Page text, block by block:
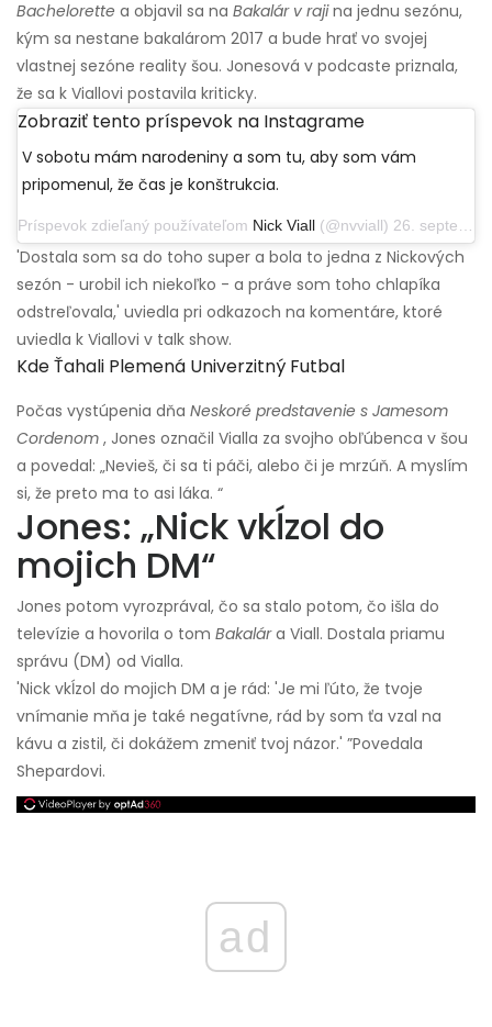
Bachelorette a objavil sa na Bakalár v rajina jednu sezónu,
kým sa nestane bakalárom 2017 a bude hrať vo svojej
vlastnej sezóne reality šou. Jonesová v podcaste priznala,
že sa k Viallovi postavila kriticky.
Zobraziť tento príspevok na Instagrame
V sobotu mám narodeniny a som tu, aby som vám
pripomenul, že čas je konštrukcia.
Príspevok zdieľaný používateľom Nick Viall (@nvviall) 26. septembra 2019 o 17:15 PDT
'Dostala som sa do toho super a bola to jedna z Nickových
sezón - urobil ich niekoľko - a práve som toho chlapíka
odstreľovala,' uviedla pri odkazoch na komentáre, ktoré
uviedla k Viallovi v talk show.
Kde Ťahali Plemená Univerzitný Futbal
Počas vystúpenia dňa Neskoré predstavenie s Jamesom
Cordenom , Jones označil Vialla za svojho obľúbenca v šou
a povedal: „Nevieš, či sa ti páči, alebo či je mrzúň. A myslím
si, že preto ma to asi láka. “
Jones: „Nick vkĺzol do
mojich DM“
Jones potom vyrozprával, čo sa stalo potom, čo išla do
televízie a hovorila o tom Bakalára Viall. Dostala priamu
správu (DM) od Vialla.
'Nick vkĺzol do mojich DM a je rád: 'Je mi ľúto, že tvoje
vnímanie mňa je také negatívne, rád by som ťa vzal na
kávu a zistil, či dokážem zmeniť tvoj názor.' ”Povedala
Shepardovi.
ad